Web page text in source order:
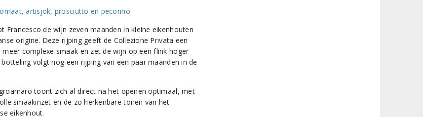
Francesco de wijn zeven maanden in kleine eikenhouten
origine. Deze rijping geeft de Collezione Privata een
meer complexe smaak en zet de wijn op een flink hoger
botteling volgt nog een rijping van een paar maanden in de
toont zich al direct na het openen optimaal, met
smaakinzet en de zo herkenbare tonen van het
eikenhout.